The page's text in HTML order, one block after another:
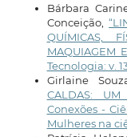
Bárbara
Conceição,
QUÍMICAS,
MAQUIAGEM
Tecnologia: v.
Girlaine
CALDAS:
Conexões -
Mulheres na